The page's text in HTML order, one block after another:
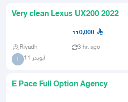
Very clean Lexus UX200 2022
110,000
Riyadh 3 hr. ago
ا ابوبدر 11
E Pace Full Option Agency